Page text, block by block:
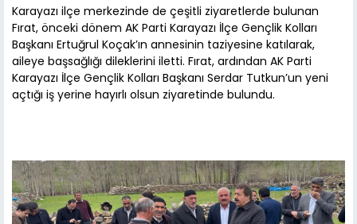
Karayazı ilçe merkezinde de çeşitli ziyaretlerde bulunan
Fırat, önceki dönem AK Parti Karayazı İlçe Gençlik Kolları
Başkanı Ertuğrul Koçak’ın annesinin taziyesine katılarak,
aileye başsağlığı dileklerini iletti. Fırat, ardından AK Parti
Karayazı İlçe Gençlik Kolları Başkanı Serdar Tutkun’un yeni
açtığı iş yerine hayırlı olsun ziyaretinde bulundu.